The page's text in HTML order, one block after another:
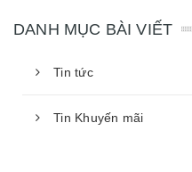
DANH MỤC BÀI VIẾT
Tin tức
Tin Khuyến mãi